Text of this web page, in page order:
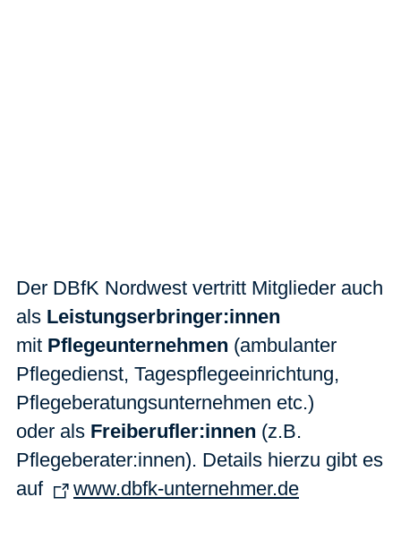
Der DBfK Nordwest vertritt Mitglieder auch
als Leistungserbringer:innen
mit Pflegeunternehmen (ambulanter
Pflegedienst, Tagespflegeeinrichtung,
Pflegeberatungsunternehmen etc.)
oder als Freiberufler:innen (z.B.
Pflegeberater:innen). Details hierzu gibt es
auf
www.dbfk-unternehmer.de